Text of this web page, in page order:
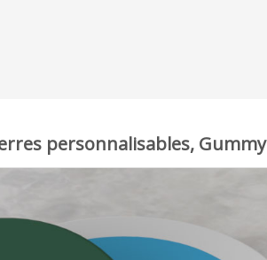
personnalisables, Gummy